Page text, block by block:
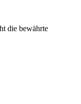
die bewährte